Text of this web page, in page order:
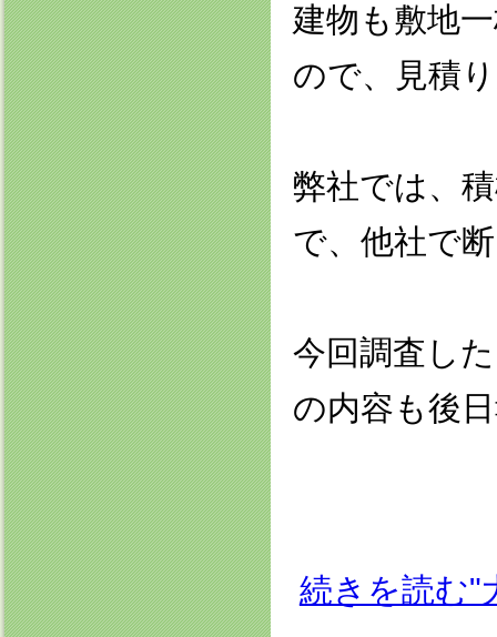
建物も敷地
ので、見積
弊社では、
で、他社で
今回調査し
の内容も後
続きを読む"